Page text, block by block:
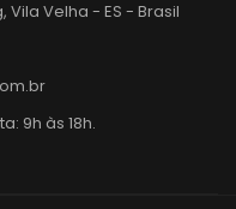
Vila Velha - ES - Brasil
9h às 18h.